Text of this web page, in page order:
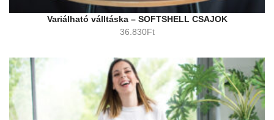
Variálható válltáska – SOFTSHELL CSAJOK
36.830Ft